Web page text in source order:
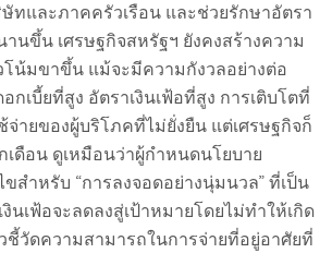
ทและภาคครัวเรือน และช่วยรักษาอัตรา
านขึ้น เศรษฐกิจสหรัฐฯ ยังคงสร้างความ
น้มขาขึ้น แม้จะมีความกังวลอย่างต่อ
กเบี้ยที่สูง อัตราเงินเฟ้อที่สูง การเติบโตที่
จ่ายของผู้บริโภคที่ไม่ยั่งยืน แต่เศรษฐกิจก็
เดือน ดูเหมือนว่าผู้กำหนดนโยบาย
ขสำหรับ “การลงจอดอย่างนุ่มนวล” ที่เป็น
นเฟ้อจะลดลงสู่เป้าหมายโดยไม่ทำให้เกิด
ชี้วัดความสามารถในการจ่ายที่อยู่อาศัยที่